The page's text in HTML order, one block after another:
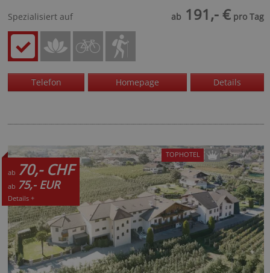
Spezialisiert auf
ab 191,- € pro Tag
Telefon Homepage Details
ab 70,- CHF
ab 75,- EUR
Details +
TOPHOTEL